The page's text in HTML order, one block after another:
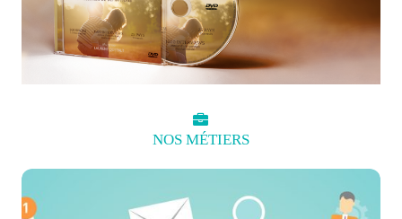
NOS MÉTIERS